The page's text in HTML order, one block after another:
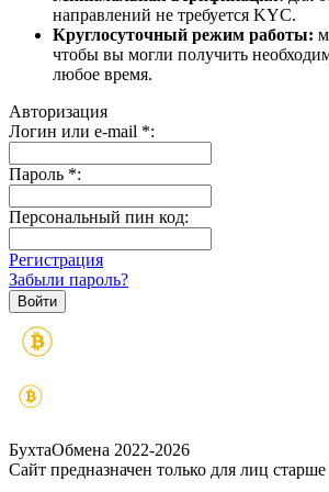
направлений не требуется KYC.
Круглосуточный режим работы:
чтобы вы могли получить
любое время.
Авторизация
Логин или e-mail *:
Пароль *:
Персональный пин код:
Регистрация
Забыли пароль?
БухтаОбмена 2022-2026
Сайт предназначен только для лиц старше